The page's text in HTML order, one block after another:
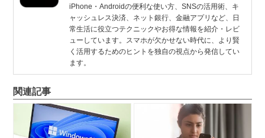
iPhone・Androidの便利な使い方、SNSの活用術、キ
ャッシュレス決済、ネット銀行、金融アプリなど、日
常生活に役立つテクニックやお得な情報を紹介・レビ
ューしています。スマホが欠かせない時代に、より賢
く活用するためのヒントを独自の視点から発信してい
ます。
関連記事